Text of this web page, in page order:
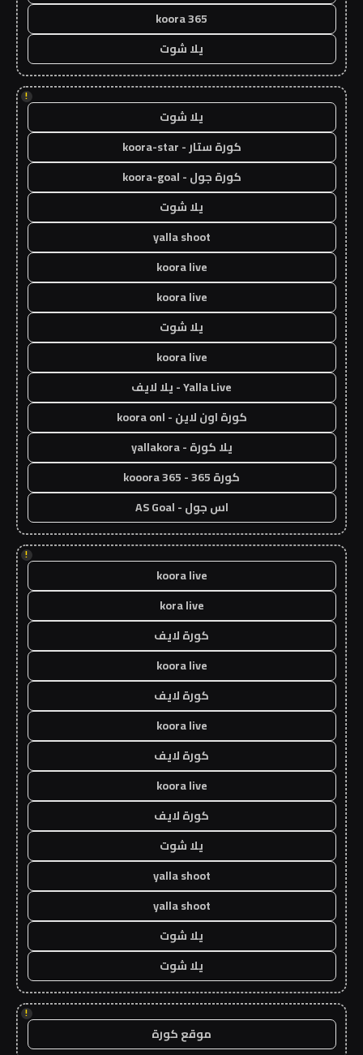
koora 365
يلا شوت
!
يلا شوت
كورة ستار - koora-star
كورة جول - koora-goal
يلا شوت
yalla shoot
koora live
koora live
يلا شوت
koora live
Yalla Live - يلا لايف
كورة اون لاين - koora onl
يلا كورة - yallakora
كورة 365 - kooora 365
اس جول - AS Goal
!
koora live
kora live
كورة لايف
koora live
كورة لايف
koora live
كورة لايف
koora live
كورة لايف
يلا شوت
yalla shoot
yalla shoot
يلا شوت
يلا شوت
!
موقع كورة